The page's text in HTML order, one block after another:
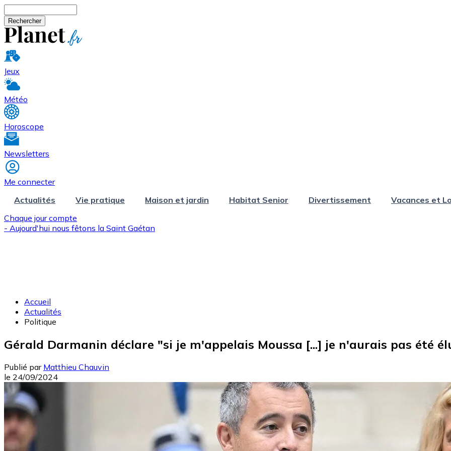
Jeux
Météo
Horoscope
Newsletters
Me connecter
Actualités
Vie pratique Maison et jardin Habitat Senior Divertissement
Vacances et
Chaque jour compte
- Aujourd'hui nous fêtons la Saint Gaétan
Accueil
Actualités
Politique
Gérald Darmanin déclare "si je m'appelais Moussa [...] je n'aurais pas été
Publié par Matthieu Chauvin
le 24/09/2024